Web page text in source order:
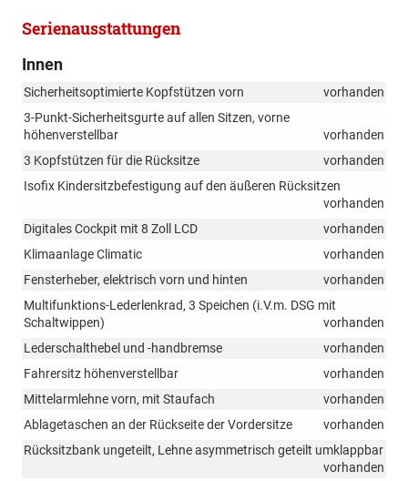
Serienausstattungen
Innen
Sicherheitsoptimierte Kopfstützen vorn
vorhanden
3-Punkt-Sicherheitsgurte auf allen Sitzen, vorne
höhenverstellbar
vorhanden
3 Kopfstützen für die Rücksitze
vorhanden
Isofix Kindersitzbefestigung auf den äußeren Rücksitzen
vorhanden
Digitales Cockpit mit 8 Zoll LCD
vorhanden
Klimaanlage Climatic
vorhanden
Fensterheber, elektrisch vorn und hinten
vorhanden
Multifunktions-Lederlenkrad, 3 Speichen (i.V.m. DSG mit
Schaltwippen)
vorhanden
Lederschalthebel und -handbremse
vorhanden
Fahrersitz höhenverstellbar
vorhanden
Mittelarmlehne vorn, mit Staufach
vorhanden
Ablagetaschen an der Rückseite der Vordersitze
vorhanden
Rücksitzbank ungeteilt, Lehne asymmetrisch geteilt umklappbar
vorhanden